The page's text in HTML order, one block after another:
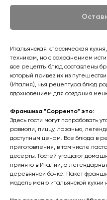
Итальянская классическая
техникам, но с сохранением
все рецепты блюд составлены
который привез их из
(Италия), чья рецептура блюд
вдохновением для создания
Франшиза "Сорренто" это:
Здесь гости могут попробовать
равиоли, пиццу, лазанью,
доступным ценам. Все блюда в
приготовления, в том числе
десерты. Гостей угощают
принято в Италии, а
деревянной бочке. Пакет
модель меню итальянской кухни